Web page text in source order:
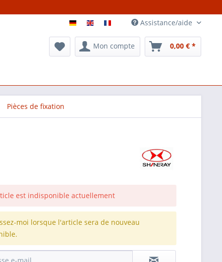
Assistance/aide
Mon compte 0,00 € *
Pièces de fixation
est indisponible actuellement
moi lorsque l'article sera de nouveau